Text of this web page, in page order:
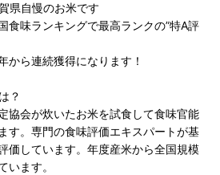
県自慢のお米です
食味ランキングで最高ランクの”特A評
から連続獲得になります！
？
協会が炊いたお米を試食して食味官能
す。専門の食味評価エキスパートが基
価しています。年度産米から全国規模
います。